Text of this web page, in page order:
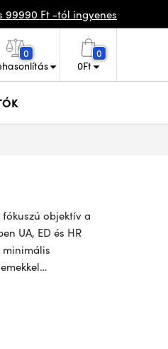
99990 Ft -tól ingyenes
0 0
0Ft
objektív a
UA, ED és HR
minimális